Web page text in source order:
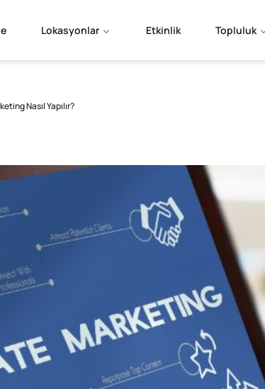
Lokasyonlar Etkinlik Topluluk
Nasıl Yapılır?